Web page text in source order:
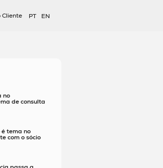
Cliente PT EN
no
de consulta
tema no
com o sócio